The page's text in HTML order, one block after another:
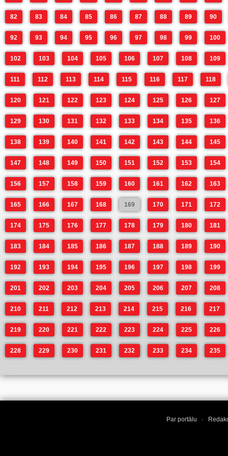
82 83 84 85 86 87 88 89 90
92 93 94 95 96 97 98 99 100
102 103 104 105 106 107 108 109
111 112 113 114 115 116 117 118
120 121 122 123 124 125 126 127
129 130 131 132 133 134 135 136
138 139 140 141 142 143 144 145
147 148 149 150 151 152 153 154
156 157 158 159 160 161 162 163
165 166 167 168 169 170 171 172
174 175 176 177 178 179 180 181
183 184 185 186 187 188 189 190
192 193 194 195 196 197 198 199
201 202 203 204 205 206 207 208
210 211 212 213 214 215 216 217
219 220 221 222 223 224 225 226
228 229 230 231 232 233 234 235
Par portālu ·